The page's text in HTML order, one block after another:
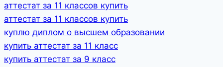
аттестат за 11 классов купить
аттестат за 11 классов купить
куплю диплом о высшем образовании
купить аттестат за 11 класс
купить аттестат за 9 класс